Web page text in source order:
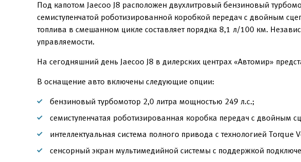
Под капотом Jaecoo J8 расположен двухлитровый бензиновый
семиступенчатой роботизированной коробкой передач с двойным
топлива в смешанном цикле составляет порядка 8,1 л/100 км.
управляемости.
На сегодняшний день Jaecoo J8 в дилерских центрах «Автомир»
В оснащение авто включены следующие опции:
бензиновый турбомотор 2,0 литра мощностью 249 л.с.;
семиступенчатая роботизированная коробка передач с двойным
интеллектуальная система полного привода с технологией Torque
сенсорный экран мультимедийной системы с поддержкой